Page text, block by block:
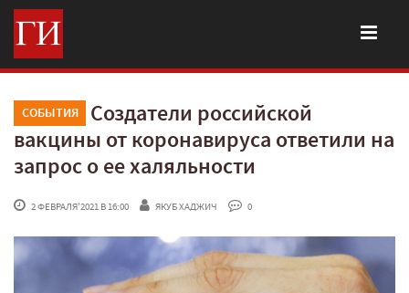
СОБЫТИЯ
Создатели российской
вакцины от коронавируса ответили на
запрос о ее халяльности
2 ФЕВРАЛЯ'2021 В 16:00 ЯКУБ ХАДЖИЧ 0